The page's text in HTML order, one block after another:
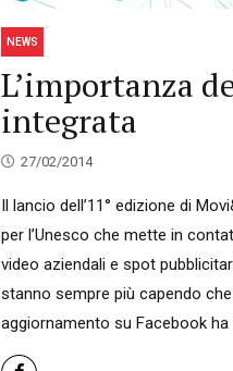
NEWS
L’importanza
integrata
27/02/2014
Il lancio dell’11° edizione di
per l’Unesco che mette in
video aziendali e spot
stanno sempre più capendo
aggiornamento su Facebook